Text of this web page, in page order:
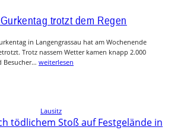
trotzt dem Regen
in Langengrassau hat am Wochenende
Trotz nassem Wetter kamen knapp 2.000
Besucher… weiterlesen
Lausitz